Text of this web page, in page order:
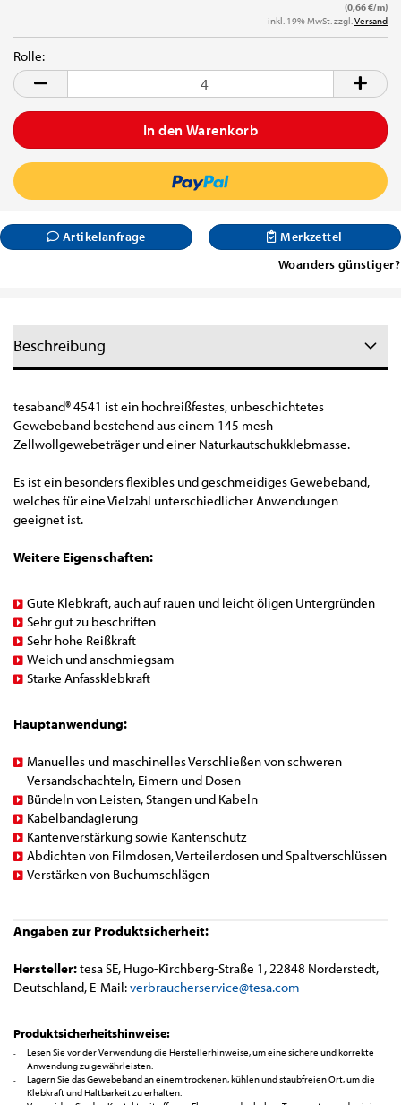
(0,66 €/m)
inkl. 19% MwSt. zzgl.Versand
Rolle:
Rolle
Artikelanfrage
Merkzettel
Woanders günstiger?
Beschreibung
tesaband®4541 ist ein hochreißfestes, unbeschichtetes
Gewebeband bestehend aus einem 145 mesh
Zellwollgewebeträger und einer Naturkautschukklebmasse.
Es ist ein besonders flexibles und geschmeidiges Gewebeband,
welches für eine Vielzahl unterschiedlicher Anwendungen
geeignet ist.
Weitere Eigenschaften:
Gute Klebkraft, auch auf rauen und leicht öligen Untergründen
Sehr gut zu beschriften
Sehr hohe Reißkraft
Weich und anschmiegsam
Starke Anfassklebkraft
Hauptanwendung:
Manuelles und maschinelles Verschließen von schweren
Versandschachteln, Eimern und Dosen
Bündeln von Leisten, Stangen und Kabeln
Kabelbandagierung
Kantenverstärkung sowie Kantenschutz
Abdichten von Filmdosen, Verteilerdosen und Spaltverschlüssen
Verstärken von Buchumschlägen
Angaben zur Produktsicherheit:
Hersteller:tesa SE, Hugo-Kirchberg-Straße 1, 22848 Norderstedt,
Deutschland, E-Mail:verbraucherservice@tesa.com
Produktsicherheitshinweise:
Lesen Sie vor der Verwendung die Herstellerhinweise, um eine sichere und korrekte
Anwendung zu gewährleisten.
Lagern Sie das Gewebeband an einem trockenen, kühlen und staubfreien Ort, um die
Klebkraft und Haltbarkeit zu erhalten.